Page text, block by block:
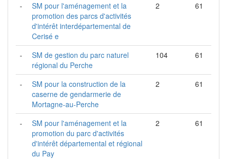
-
SM pour l'aménagement et la
promotion des parcs d'activités
d'intérêt interdépartemental de
Cerisé e
2 61
-
SM de gestion du parc naturel
régional du Perche
104 61
-
SM pour la construction de la
caserne de gendarmerie de
Mortagne-au-Perche
2 61
-
SM pour l'aménagement et la
promotion du parc d'activités
d'intérêt départemental et régional
du Pay
2 61